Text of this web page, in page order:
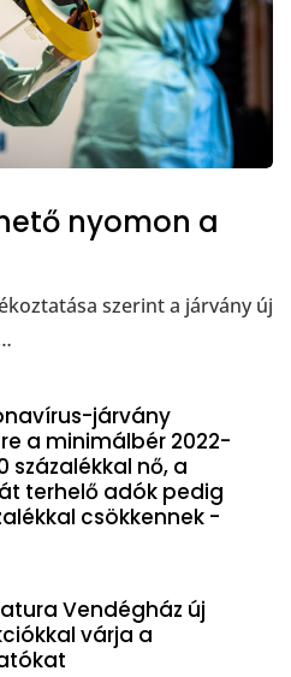
nyomon a
szerint a járvány új
járvány
a minimálbér 2022-
százalékkal nő, a
terhelő adók pedig
csökkennek -
Vendégház új
várja a